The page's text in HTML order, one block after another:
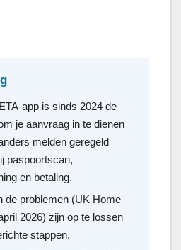
app is sinds 2024 de
je aanvraag in te dienen
melden geregeld
paspoortscan,
en betaling.
de problemen (UK Home
2026) zijn op te lossen
stappen.